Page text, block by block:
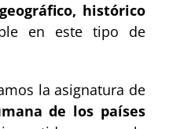
histórico
en este tipo de
la asignatura de
de los países